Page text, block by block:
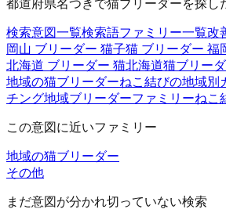
都道府県名つきで猫ブリーダーを探し
検索意図一覧検索語ファミリー一覧改
岡山 ブリーダー 猫子猫 ブリーダー 福
北海道 ブリーダー 猫北海道猫ブリー
地域の猫ブリーダーねこ結びの地域別
チング地域ブリーダーファミリーねこ
この意図に近いファミリー
地域の猫ブリーダー
その他
まだ意図が分かれ切っていない検索